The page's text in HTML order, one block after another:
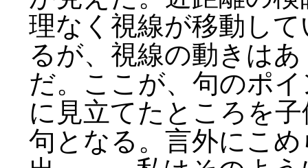
理なく視線が移動し
るが、視線の動きは
だ。ここが、句のポ
に見立てたところを
句となる。言外にこ